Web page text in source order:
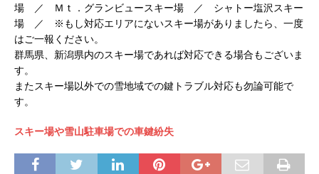
場 ／ Ｍｔ．グランビュースキー場 ／ シャトー塩沢スキー
場 ／ ※もし対応エリアにないスキー場がありましたら、一度
はご一報ください。
群馬県、新潟県内のスキー場であれば対応できる場合もございま
す。
またスキー場以外での雪地域での鍵トラブル対応も勿論可能で
す。
スキー場や雪山駐車場での車鍵紛失